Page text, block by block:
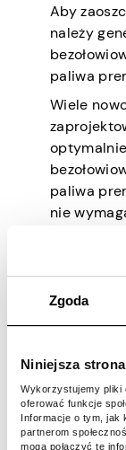
Zgoda
Niniejsza
Wykorzystujemy pliki
oferować funkcje
Informacje o tym, jak
partnerom
mogą połączyć te
Aby
należy
paliwa
Wiele
paliwa
nie
bez
instrukcji
napisane,
Trzymając
pieniądze